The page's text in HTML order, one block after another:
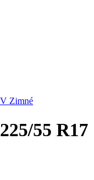
Zimné
55 R17